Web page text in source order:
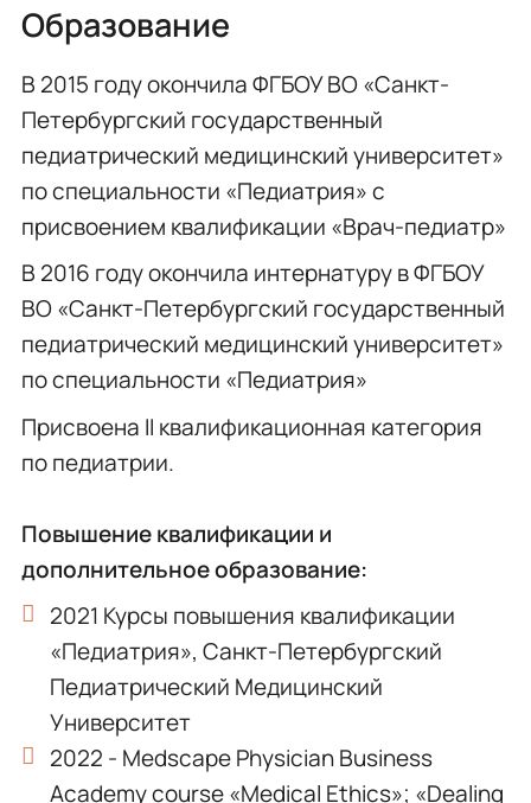
Образование
В 2015 году окончила ФГБОУ ВО «Санкт-
Петербургский государственный
педиатрический медицинский университет»
по специальности «Педиатрия» с
присвоением квалификации «Врач-педиатр»
В 2016 году окончила интернатуру в ФГБОУ
ВО «Санкт-Петербургский государственный
педиатрический медицинский университет»
по специальности «Педиатрия»
Присвоена II квалификационная категория
по педиатрии.
Повышение квалификации и
дополнительное образование:
2021 Курсы повышения квалификации
«Педиатрия», Санкт-Петербургский
Педиатрический Медицинский
Университет
2022 - Medscape Physician Business
Academy course «Medical Ethics»; «Dealing